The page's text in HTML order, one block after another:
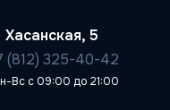
Хасанская, 5
(812) 325-40-42
Вс с 09:00 до 21:00